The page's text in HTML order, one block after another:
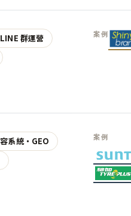
群運營 案例
系統・GEO
案例